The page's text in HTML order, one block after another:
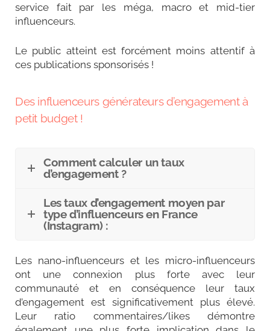
service fait par les méga, macro et mid-tier
influenceurs.
Le public atteint est forcément moins attentif à
ces publications sponsorisés !
Des influenceurs générateurs d’engagement à
petit budget !
Comment calculer un taux
d’engagement ?
Les taux d’engagement moyen par
type d’influenceurs en France
(Instagram) :
Les nano-influenceurs et les micro-influenceurs
ont une connexion plus forte avec leur
communauté et en conséquence leur taux
d’engagement est significativement plus élevé.
Leur ratio commentaires/likes démontre